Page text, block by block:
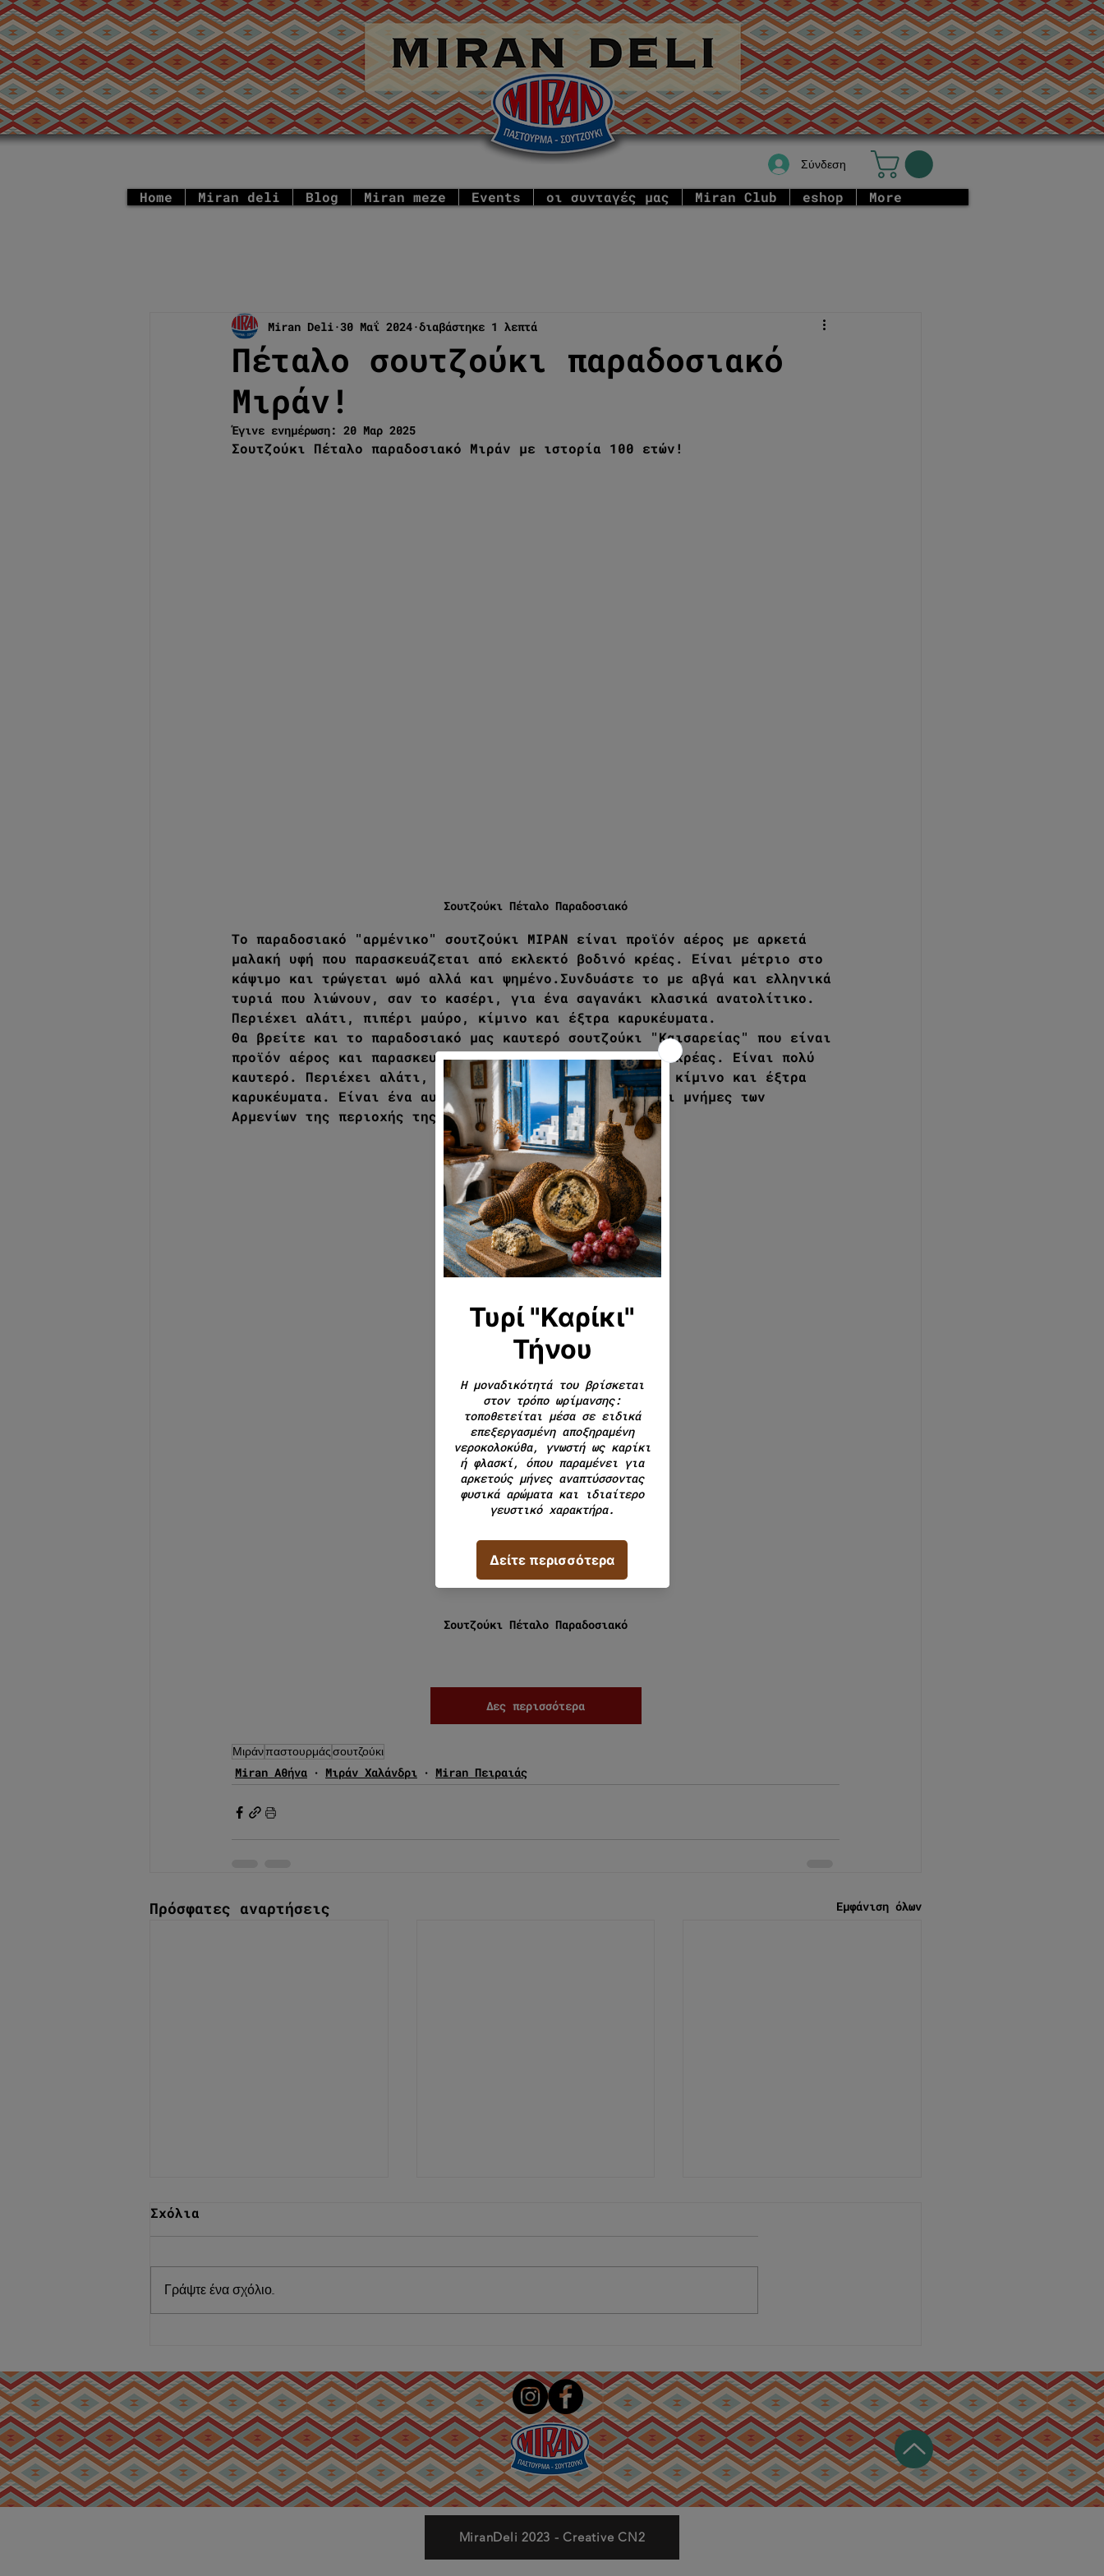
Σύνδεση
Home Miran deli Blog Miran meze Events οι συνταγές μας Miran Club eshop More
Πέταλο σουτζούκι παραδοσιακό
Μιράν!
Miran Deli 30 Μαΐ 2024 διαβάστηκε 1 λεπτά
Έγινε ενημέρωση: 20 Μαρ 2025
Σουτζούκι Πέταλο παραδοσιακό Μιράν με ιστορία 100 ετών!
Σουτζούκι Πέταλο Παραδοσιακό
To παραδοσιακό "αρμένικο" σουτζούκι ΜΙΡΑΝ είναι προϊόν αέρος με αρκετά
μαλακή υφή που παρασκευάζεται από εκλεκτό βοδινό κρέας. Είναι μέτριο στο
κάψιμο και τρώγεται ωμό αλλά και ψημένο.Συνδυάστε το με αβγά και ελληνικά
τυριά που λιώνουν, σαν το κασέρι, για ένα σαγανάκι κλασικά ανατολίτικο.
Περιέχει αλάτι, πιπέρι μαύρο, κίμινο και έξτρα καρυκέυματα.
Θα βρείτε και το παραδοσιακό μας καυτερό σουτζούκι "Καισαρείας" που είναι
προϊόν αέρος και παρασκευάζεται από εξαιρετικό βοδινό κρέας. Είναι πολύ
καυτερό. Περιέχει αλάτι, πιπέρι κόκκινο πολύ καυτερό, κίμινο και έξτρα
καρυκέυματα. Είναι ένα αυθεντικό σουτζούκι που ξυπνάει μνήμες των
Αρμενίων της περιοχής της Καισαρείας.
Σουτζούκι Πέταλο Παραδοσιακό
Δες περισσότερα
Μιράνπαστουρμάςσουτζούκι
Miran Αθήνα Μιράν Χαλάνδρι Miran Πειραιάς
Πρόσφατες αναρτήσεις Εμφάνιση όλων
Ανατολίτικο Ιτσλί
κεφτέ Μιράν!
κατάστημα Μιράν Αθήνα
Σχόλια
Γράψτε ένα σχόλιο...
MiranDeli 2023 - Creative CN2